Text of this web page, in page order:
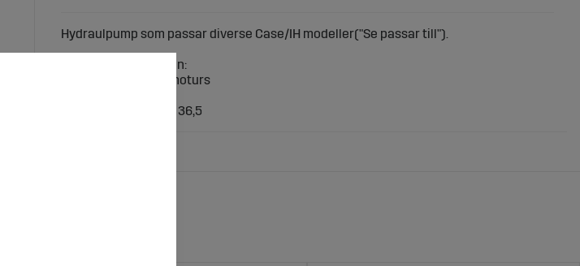
Hydraulpump som passar diverse Case/IH modeller("Se passar till").
Teknisktspecifikation:
-rotationsriktning: moturs
-Inpassning Ø (mm): 36,5